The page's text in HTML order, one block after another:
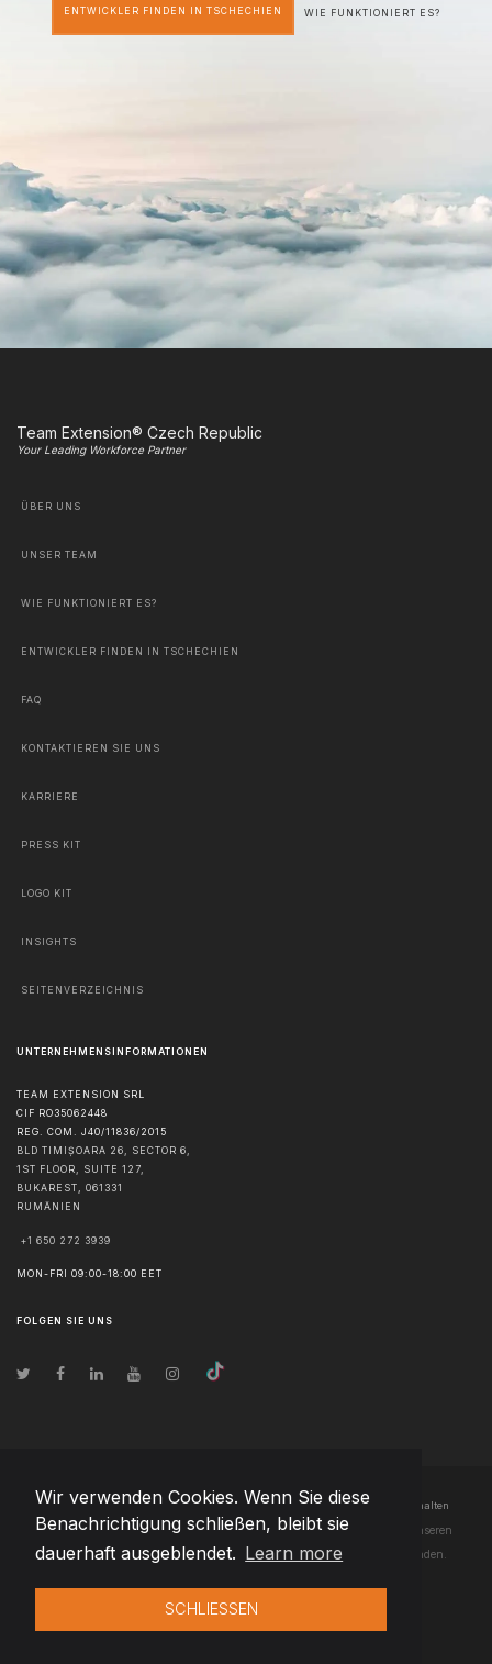
Wir verwenden Cookies. Wenn Sie diese
Benachrichtigung schließen, bleibt sie
dauerhaft ausgeblendet. Learn more
SCHLIESSEN
ENTWICKLER FINDEN IN TSCHECHIEN WIE FUNKTIONIERT ES?
Team Extension® Czech Republic
Your Leading Workforce Partner
ÜBER UNS
UNSER TEAM
WIE FUNKTIONIERT ES?
ENTWICKLER FINDEN IN TSCHECHIEN
FAQ
KONTAKTIEREN SIE UNS
KARRIERE
PRESS KIT
LOGO KIT
INSIGHTS
SEITENVERZEICHNIS
UNTERNEHMENSINFORMATIONEN
TEAM EXTENSION SRL
CIF RO35062448
REG. COM. J40/11836/2015
BLD TIMIȘOARA 26, SECTOR 6,
1ST FLOOR, SUITE 127,
BUKAREST, 061331
RUMÄNIEN
+1 650 272 3939
MON-FRI 09:00-18:00 EET
FOLGEN SIE UNS
© Urheberrecht 2026 Team Extension Czech Republic- Alle Rechte vorbehalten
Changelog● Durch die Nutzung dieser Website erklären Sie sich mit unseren
Nutzungsbedingungen und unserer Datenschutzerklärung einverstanden.